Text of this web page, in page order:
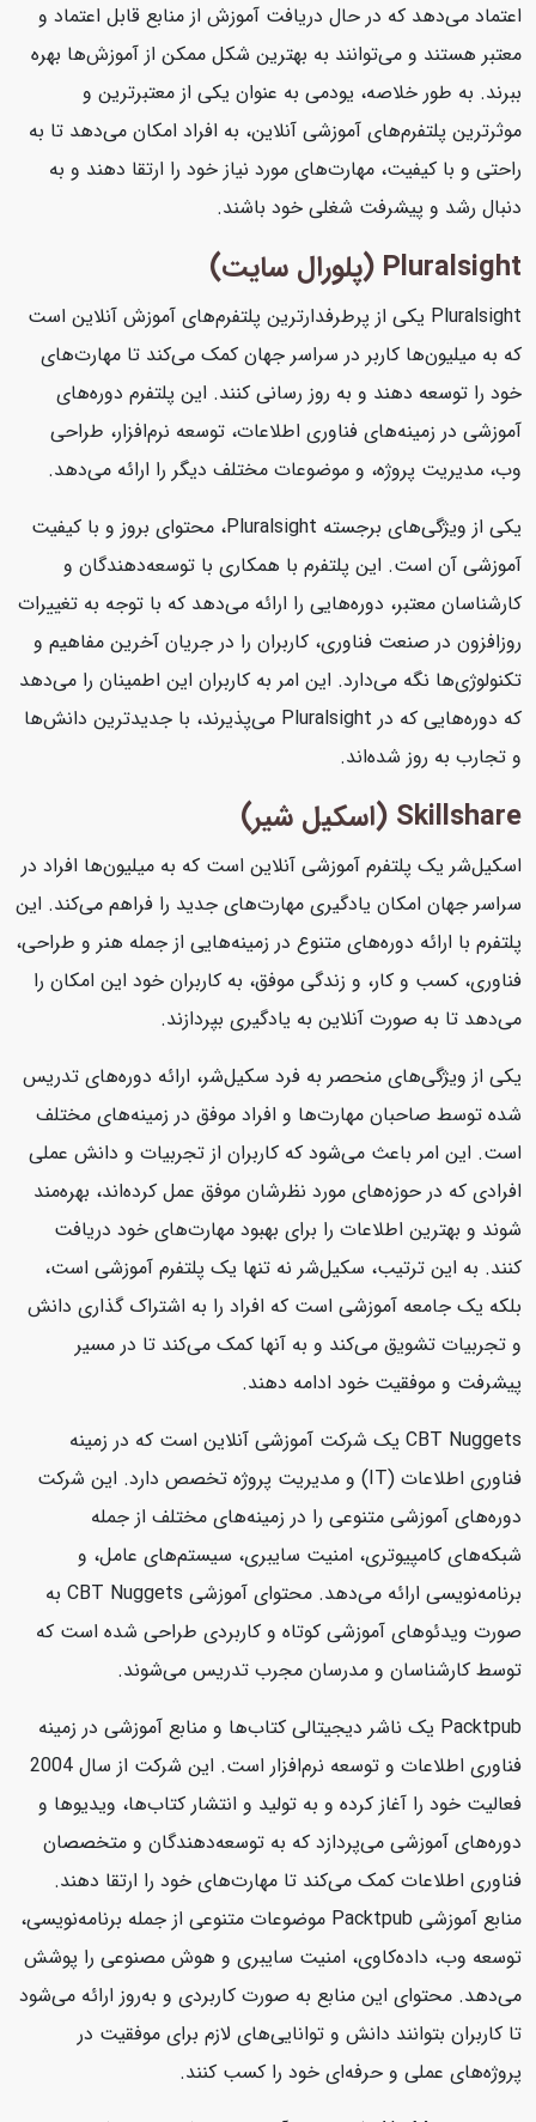
اعتماد می‌دهد که در حال دریافت آموزش از منابع قابل اعتماد و
معتبر هستند و می‌توانند به بهترین شکل ممکن از آموزش‌ها بهره
ببرند. به طور خلاصه، یودمی به عنوان یکی از معتبرترین و
موثرترین پلتفرم‌های آموزشی آنلاین، به افراد امکان می‌دهد تا به
راحتی و با کیفیت، مهارت‌های مورد نیاز خود را ارتقا دهند و به
دنبال رشد و پیشرفت شغلی خود باشند.
Pluralsight (پلورال سایت)
Pluralsight یکی از پرطرفدارترین پلتفرم‌های آموزش آنلاین است
که به میلیون‌ها کاربر در سراسر جهان کمک می‌کند تا مهارت‌های
خود را توسعه دهند و به روز رسانی کنند. این پلتفرم دوره‌های
آموزشی در زمینه‌های فناوری اطلاعات، توسعه نرم‌افزار، طراحی
وب، مدیریت پروژه، و موضوعات مختلف دیگر را ارائه می‌دهد.
یکی از ویژگی‌های برجسته Pluralsight، محتوای بروز و با کیفیت
آموزشی آن است. این پلتفرم با همکاری با توسعه‌دهندگان و
کارشناسان معتبر، دوره‌هایی را ارائه می‌دهد که با توجه به تغییرات
روزافزون در صنعت فناوری، کاربران را در جریان آخرین مفاهیم و
تکنولوژی‌ها نگه می‌دارد. این امر به کاربران این اطمینان را می‌دهد
که دوره‌هایی که در Pluralsight می‌پذیرند، با جدیدترین دانش‌ها
و تجارب به روز شده‌اند.
Skillshare (اسکیل شیر)
اسکیل‌شر یک پلتفرم آموزشی آنلاین است که به میلیون‌ها افراد در
سراسر جهان امکان یادگیری مهارت‌های جدید را فراهم می‌کند. این
پلتفرم با ارائه دوره‌های متنوع در زمینه‌هایی از جمله هنر و طراحی،
فناوری، کسب و کار، و زندگی موفق، به کاربران خود این امکان را
می‌دهد تا به صورت آنلاین به یادگیری بپردازند.
یکی از ویژگی‌های منحصر به فرد سکیل‌شر، ارائه دوره‌های تدریس
شده توسط صاحبان مهارت‌ها و افراد موفق در زمینه‌های مختلف
است. این امر باعث می‌شود که کاربران از تجربیات و دانش عملی
افرادی که در حوزه‌های مورد نظرشان موفق عمل کرده‌اند، بهره‌مند
شوند و بهترین اطلاعات را برای بهبود مهارت‌های خود دریافت
کنند. به این ترتیب، سکیل‌شر نه تنها یک پلتفرم آموزشی است،
بلکه یک جامعه آموزشی است که افراد را به اشتراک گذاری دانش
و تجربیات تشویق می‌کند و به آنها کمک می‌کند تا در مسیر
پیشرفت و موفقیت خود ادامه دهند.
CBT Nuggets یک شرکت آموزشی آنلاین است که در زمینه
فناوری اطلاعات (IT) و مدیریت پروژه تخصص دارد. این شرکت
دوره‌های آموزشی متنوعی را در زمینه‌های مختلف از جمله
شبکه‌های کامپیوتری، امنیت سایبری، سیستم‌های عامل، و
برنامه‌نویسی ارائه می‌دهد. محتوای آموزشی CBT Nuggets به
صورت ویدئوهای آموزشی کوتاه و کاربردی طراحی شده است که
توسط کارشناسان و مدرسان مجرب تدریس می‌شوند.
Packtpub یک ناشر دیجیتالی کتاب‌ها و منابع آموزشی در زمینه
فناوری اطلاعات و توسعه نرم‌افزار است. این شرکت از سال 2004
فعالیت خود را آغاز کرده و به تولید و انتشار کتاب‌ها، ویدیوها و
دوره‌های آموزشی می‌پردازد که به توسعه‌دهندگان و متخصصان
فناوری اطلاعات کمک می‌کند تا مهارت‌های خود را ارتقا دهند.
منابع آموزشی Packtpub موضوعات متنوعی از جمله برنامه‌نویسی،
توسعه وب، داده‌کاوی، امنیت سایبری و هوش مصنوعی را پوشش
می‌دهد. محتوای این منابع به صورت کاربردی و به‌روز ارائه می‌شود
تا کاربران بتوانند دانش و توانایی‌های لازم برای موفقیت در
پروژه‌های عملی و حرفه‌ای خود را کسب کنند.